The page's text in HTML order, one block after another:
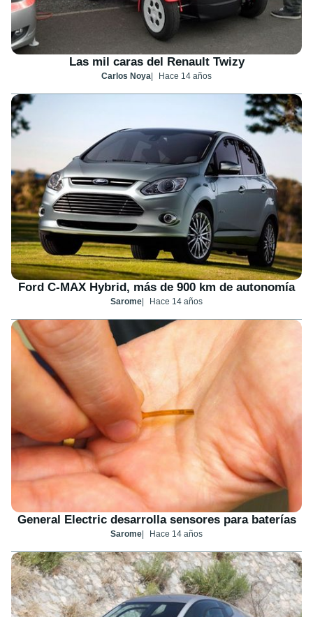
Las mil caras del Renault Twizy
Carlos Noya Hace 14 años
Ford C-MAX Hybrid, más de 900 km de autonomía
Sarome Hace 14 años
General Electric desarrolla sensores para baterías
Sarome Hace 14 años